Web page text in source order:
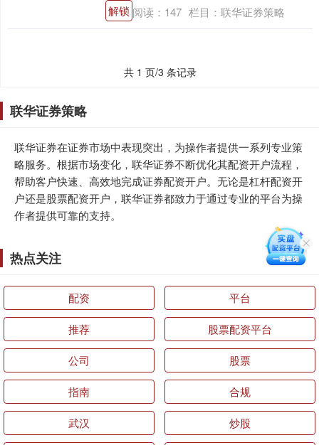
解锁 阅读： 147 栏目： 联华证券策略
共 1 页/3 条记录
联华证券策略
联华证券在证券市场中表现突出，为操作者提供一系列专业策
略服务。根据市场变化，联华证券不断优化其配资开户流程，
帮助客户快速、高效地完成证券配资开户。无论是杠杆配资开
户还是股票配资开户，联华证券都致力于通过专业的平台为操
作者提供可靠的支持。
热点关注
配资 平台
推荐 股票配资平台
公司 股票
指南 合规
武汉 炒股